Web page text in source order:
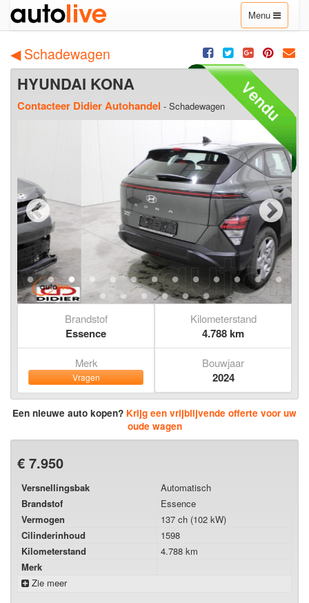
Toggle
navigation
Menu
◀ Schadewagen
HYUNDAI KONA
Contacteer Didier Autohandel - Schadewagen
Brandstof
Essence
Kilometerstand
4.788 km
Merk
Vragen
Bouwjaar
2024
Een nieuwe auto kopen? Krijg een vrijblijvende offerte voor uw
oude wagen
€ 7.950
Versnellingsbak
Automatisch
Brandstof
Essence
Vermogen
137 ch (102 kW)
Cilinderinhoud
1598
Kilometerstand
4.788 km
Merk
Zie meer